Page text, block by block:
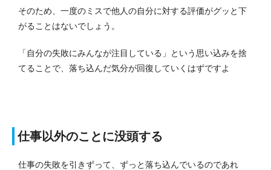
そのため、一度のミスで他人の自分に対する評価がグッと下
がることはないでしょう。
「自分の失敗にみんなが注目している」という思い込みを捨
てることで、落ち込んだ気分が回復していくはずですよ
仕事以外のことに没頭する
仕事の失敗を引きずって、ずっと落ち込んでいるのであれ